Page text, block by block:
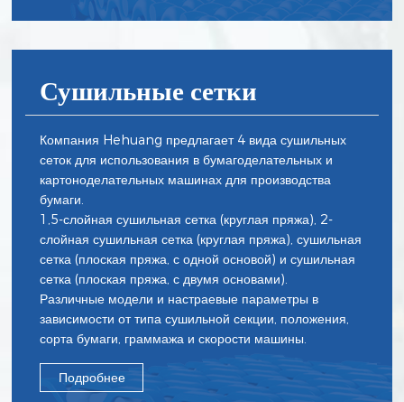
Сушильные сетки
Компания Hehuang предлагает 4 вида сушильных
сеток для использования в бумагоделательных и
картоноделательных машинах для производства
бумаги.
1,5-слойная сушильная сетка (круглая пряжа), 2-
слойная сушильная сетка (круглая пряжа), сушильная
сетка (плоская пряжа, с одной основой) и сушильная
сетка (плоская пряжа, с двумя основами).
Различные модели и настраевые параметры в
зависимости от типа сушильной секции, положения,
сорта бумаги, граммажа и скорости машины.
Подробнее